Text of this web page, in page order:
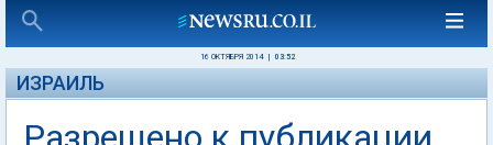
16 ОКТЯБРЯ 2014 03:52
ИЗРАИЛЬ